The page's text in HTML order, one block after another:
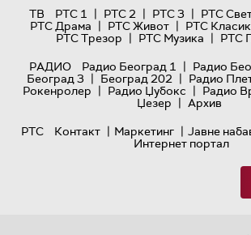
ТВ
РТС 1 | РТС 2 | РТС 3 | РТС
РТС Драма | РТС Живот | РТС
РТС Трезор | РТС Музика | РТС
РАДИО
Радио Београд 1 | Радио
Београд 3 | Београд 202 | Радио
Рокенролер | Радио Џубокс | Радио
Џезер | Архив
РТС
Контакт | Маркетинг | Јавне
Интернет портал